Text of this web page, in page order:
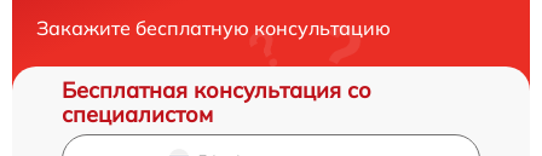
Закажите бесплатную консультацию
Бесплатная консультация со
специалистом